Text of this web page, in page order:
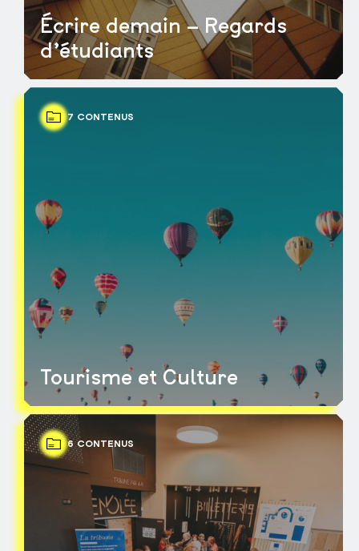
Écrire demain – Regards
d’étudiants
7 CONTENUS
Tourisme et Culture
6 CONTENUS